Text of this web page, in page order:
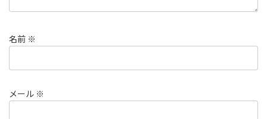
名前 ※
メール ※